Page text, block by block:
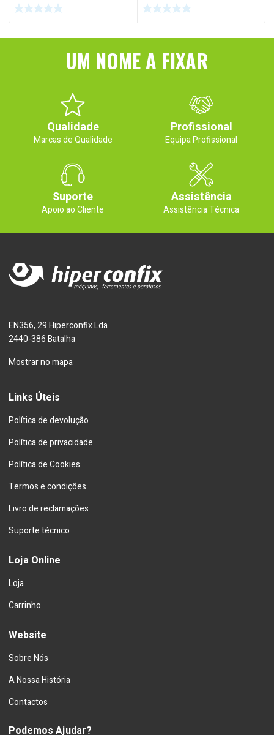
UM NOME A FIXAR
Qualidade
Marcas de Qualidade
Profissional
Equipa Profissional
Suporte
Apoio ao Cliente
Assistência
Assistência Técnica
EN356, 29 Hiperconfix Lda
2440-386 Batalha
Mostrar no mapa
Links Úteis
Política de devolução
Política de privacidade
Política de Cookies
Termos e condições
Livro de reclamações
Suporte técnico
Loja Online
Loja
Carrinho
Website
Sobre Nós
A Nossa História
Contactos
Podemos Ajudar?